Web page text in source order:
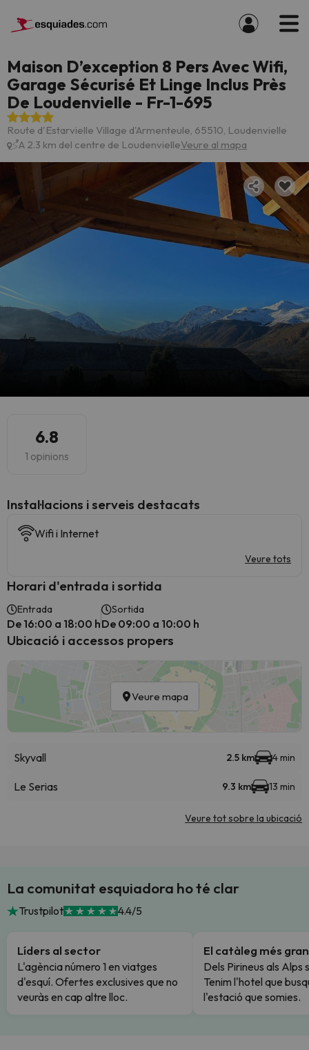
Maison D’exception 8 Pers Avec Wifi,
Garage Sécurisé Et Linge Inclus Près
De Loudenvielle - Fr-1-695
Route d'Estarvielle Village d'Armenteule, 65510, Loudenvielle
A 2.3 km del centre de LoudenvielleVeure al mapa
6.8
1 opinions
Instal·lacions i serveis destacats
Wifi i Internet
Veure tots
Horari d'entrada i sortida
Entrada
De 16:00 a 18:00 h
Sortida
De 09:00 a 10:00 h
Ubicació i accessos propers
Veure mapa
Skyvall 2.5 km 4 min
Le Serias 9.3 km 13 min
Veure tot sobre la ubicació
La comunitat esquiadora ho té clar
Trustpilot 4.4/5
Líders al sector
L'agència número 1 en viatges
d'esquí. Ofertes exclusives que no
veuràs en cap altre lloc.
El catàleg més gran
Dels Pirineus als Alps
Tenim l'hotel que
l'estació que somies.